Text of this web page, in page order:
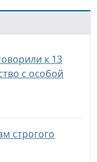
к 13
с особой
строгого